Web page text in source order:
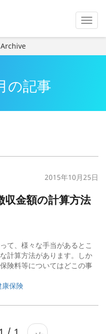
Archive
の記事
2015年10月25日
収金額の計算方法
て、様々な手当があるとこ
計算方法があります。しか
険料等についてはどこの事
康保険